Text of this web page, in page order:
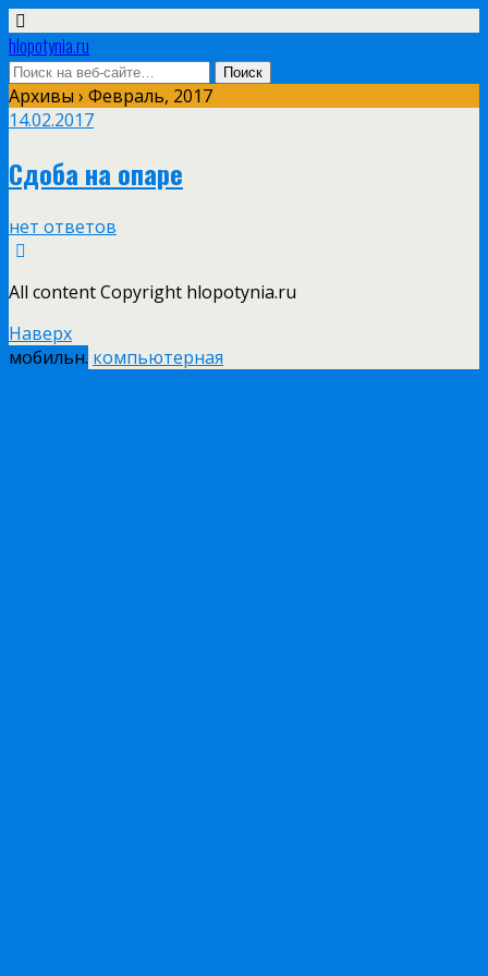
hlopotynia.ru
Архивы › Февраль, 2017
14.02.2017
Сдоба на опаре
нет ответов
All content Copyright hlopotynia.ru
Наверх
мобильн. компьютерная